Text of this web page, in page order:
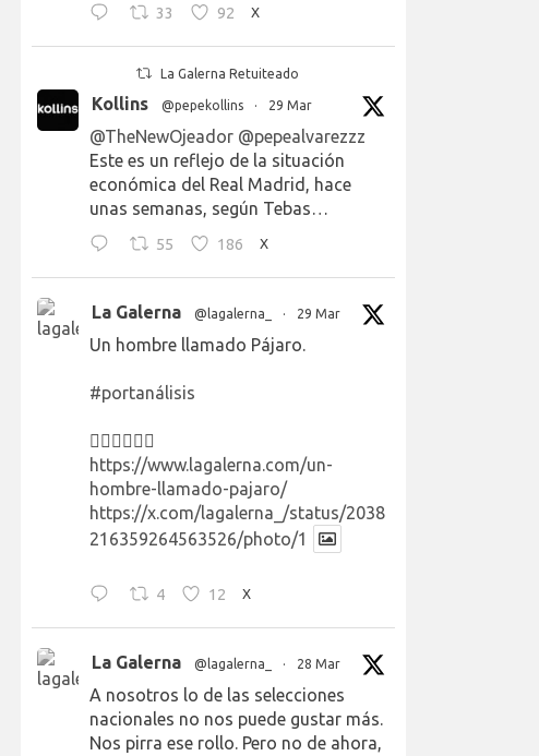
33 92 X
La Galerna Retuiteado
Kollins @pepekollins · 29 Mar
@TheNewOjeador @pepealvarezzz
Este es un reflejo de la situación
económica del Real Madrid, hace
unas semanas, según Tebas…
55 186 X
La Galerna @lagalerna_ · 29 Mar
Un hombre llamado Pájaro.
#portanálisis
👉🏻👉🏻👉🏻
https://www.lagalerna.com/un-
hombre-llamado-pajaro/
https://x.com/lagalerna_/status/2038
216359264563526/photo/1
4 12 X
La Galerna @lagalerna_ · 28 Mar
A nosotros lo de las selecciones
nacionales no nos puede gustar más.
Nos pirra ese rollo. Pero no de ahora,